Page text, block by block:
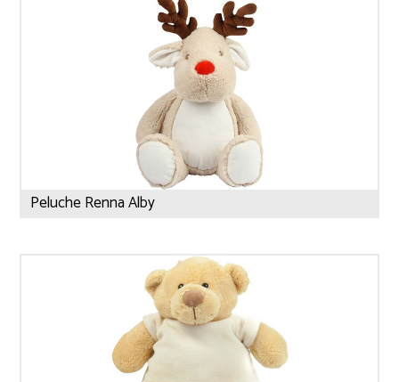
Peluche Renna Alby